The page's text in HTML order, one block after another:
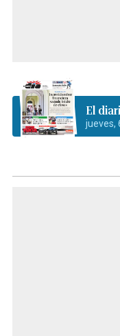
El
jueves,